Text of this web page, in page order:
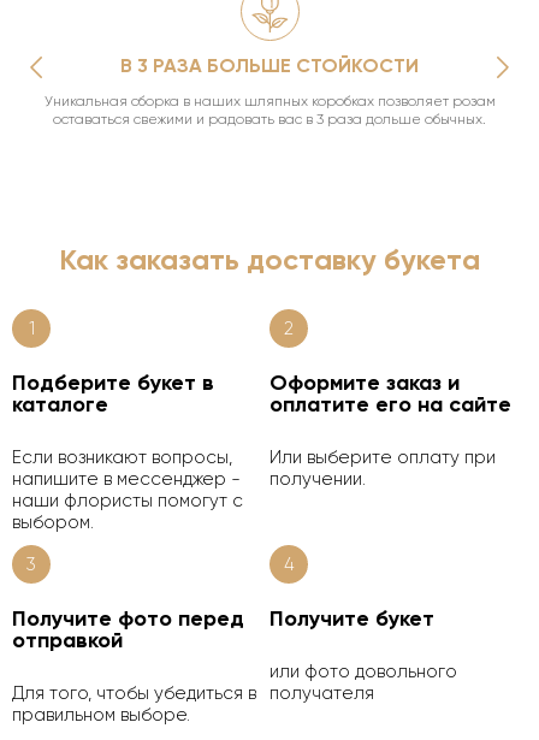
В 3 РАЗА БОЛЬШЕ СТОЙКОСТИ
Уникальная сборка в наших шляпных коробках позволяет розам
оставаться свежими и радовать вас в 3 раза дольше обычных.
Как заказать доставку букета
1
Подберите букет в
каталоге
Если возникают вопросы,
напишите в мессенджер -
наши флористы помогут с
выбором.
2
Оформите заказ и
оплатите его на сайте
Или выберите оплату при
получении.
3
Получите фото перед
отправкой
Для того, чтобы убедиться в
правильном выборе.
4
Получите букет
или фото довольного
получателя